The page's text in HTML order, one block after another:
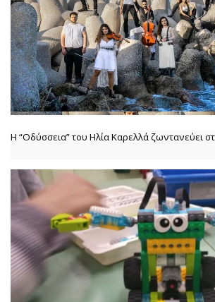
Η “Οδύσσεια” του Ηλία Καρελλά ζωντανεύει